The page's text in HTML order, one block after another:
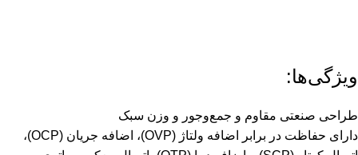
ویژگی‌ها:
طراحی صنعتی مقاوم و جمع‌وجور و وزن سبک
دارای حفاظت در برابر اضافه ولتاژ (OVP)، اضافه جریان (OCP)،